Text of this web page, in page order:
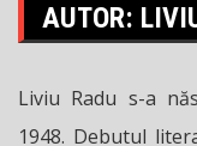
AUTOR:
Liviu Radu s-a
1948. Debutul